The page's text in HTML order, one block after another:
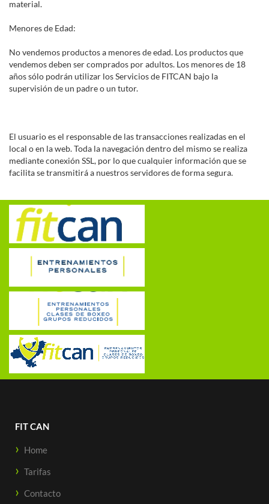
material.
Menores de Edad:
No vendemos productos a menores de edad. Los productos que
vendemos deben ser comprados por adultos. Los menores de 18
años sólo podrán utilizar los Servicios de FITCAN bajo la
supervisión de un padre o un tutor.
El usuario es el responsable de las transacciones realizadas en el
local o en la web. Toda la navegación dentro del mismo se realiza
mediante conexión SSL, por lo que cualquier información que se
facilita se transmitirá a nuestros servidores de forma segura.
FIT CAN
Home
Tarifas
Contacto